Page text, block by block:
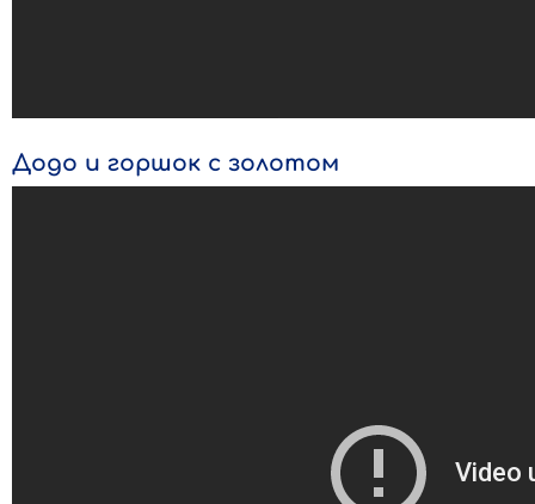
Додо и горшок с золотом